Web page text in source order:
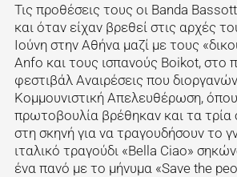
Τις προθέσεις τους οι Banda Bassotti
και όταν είχαν βρεθεί στις αρχές
Ιούνη στην Αθήνα μαζί με τους
Anfo και τους ισπανούς Boikot, στο
φεστιβάλ Αναιρέσεις που
Κομμουνιστική Απελευθέρωση,
πρωτοβουλία βρέθηκαν και τα τρία
στη σκηνή για να τραγουδήσουν το
ιταλικό τραγούδι «Bella Ciao»
ένα πανό με το μήνυμα «Save the